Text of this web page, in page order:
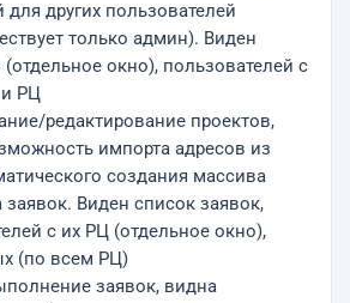
других пользователей
только админ). Виден
окно), пользователей с
РЦ
редактирование проектов,
импорта адресов из
создания массива
заявок. Виден список заявок,
с их РЦ (отдельное окно),
(по всем РЦ)
заявок, видна